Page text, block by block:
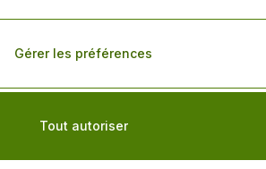
Tout autoriser
Gérer les préférences